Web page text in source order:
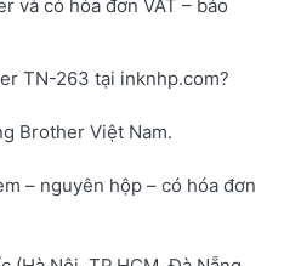
và có hóa đơn VAT – bảo
TN-263 tại inknhp.com?
Brother Việt Nam.
– nguyên hộp – có hóa đơn